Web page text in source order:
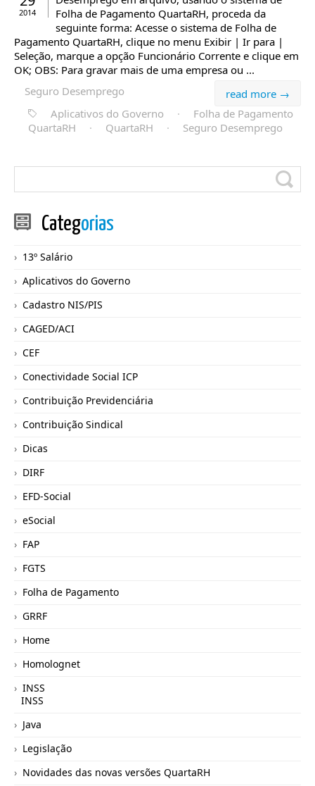
2014
Folha de Pagamento QuartaRH, proceda da
seguinte forma: Acesse o sistema de Folha de
Pagamento QuartaRH, clique no menu Exibir | Ir para |
Seleção, marque a opção Funcionário Corrente e clique em
OK; OBS: Para gravar mais de uma empresa ou ...
read more →
Seguro Desemprego
Aplicativos do Governo
·
Folha de Pagamento
QuartaRH
· QuartaRH · Seguro Desemprego
Categorias
13º Salário
Aplicativos do Governo
Cadastro NIS/PIS
CAGED/ACI
CEF
Conectividade Social ICP
Contribuição Previdenciária
Contribuição Sindical
Dicas
DIRF
EFD-Social
eSocial
FAP
FGTS
Folha de Pagamento
GRRF
Home
Homolognet
INSS
INSS
Java
Legislação
Novidades das novas versões QuartaRH